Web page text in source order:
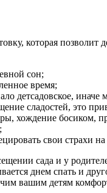
которая позволит
сон;
время;
детсадовское,
сладостей, это
хождение босиком,
свои страхи
сада и у
днем спать и
вашим детям